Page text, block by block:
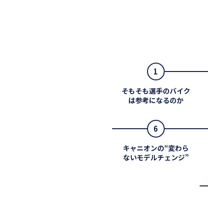
1
そもそも選手のバイク
は参考になるのか
6
キャニオンの“変わら
ないモデルチェンジ”